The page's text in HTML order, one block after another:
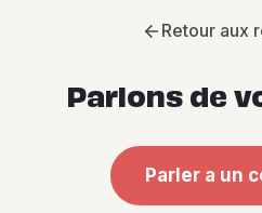
Retour aux
Parlons de
Parler a un